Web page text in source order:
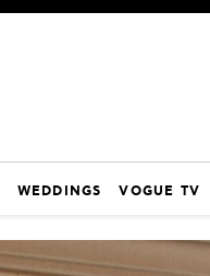
WEDDINGS VOGUE TV